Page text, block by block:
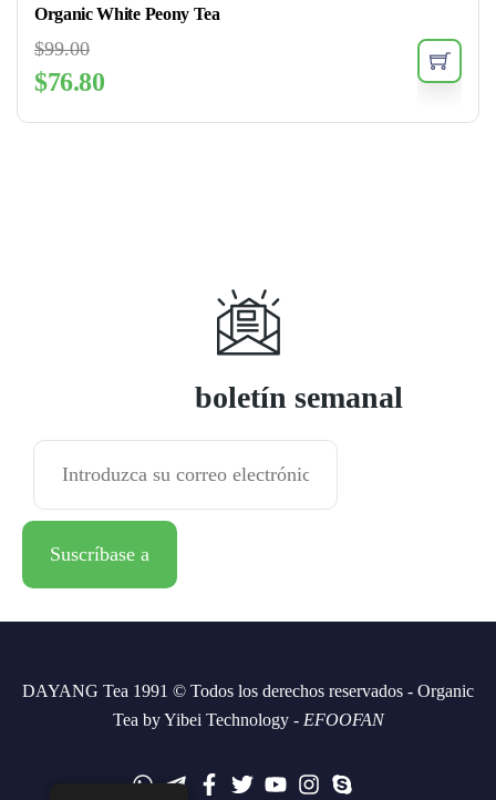
Organic White Peony Tea
$99.00
$76.80
boletín semanal
DAYANG Tea 1991 © Todos los derechos reservados - Organic
Tea by Yibei Technology - EFOOFAN